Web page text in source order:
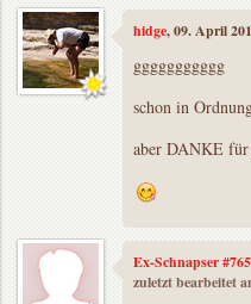
hidge, 09. April
ggggggggggg
schon in
aber DANKE
Ex-Schnapser
zuletzt bearbeitet